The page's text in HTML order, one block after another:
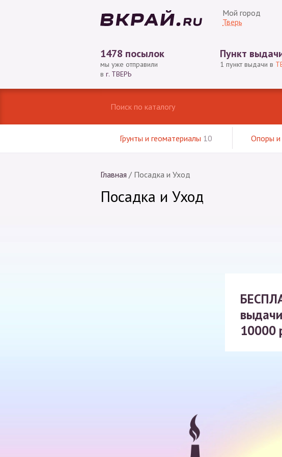
Мой город
Тверь
1478 посылок
мы уже отправили
в г. ТВЕРЬ
Пункт
1 пункт выдачи в
Грунты и геоматериалы 10 Опоры и
Главная / Посадка и Уход
Посадка и Уход
10000